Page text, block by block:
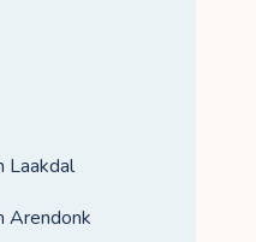
Laakdal
Arendonk